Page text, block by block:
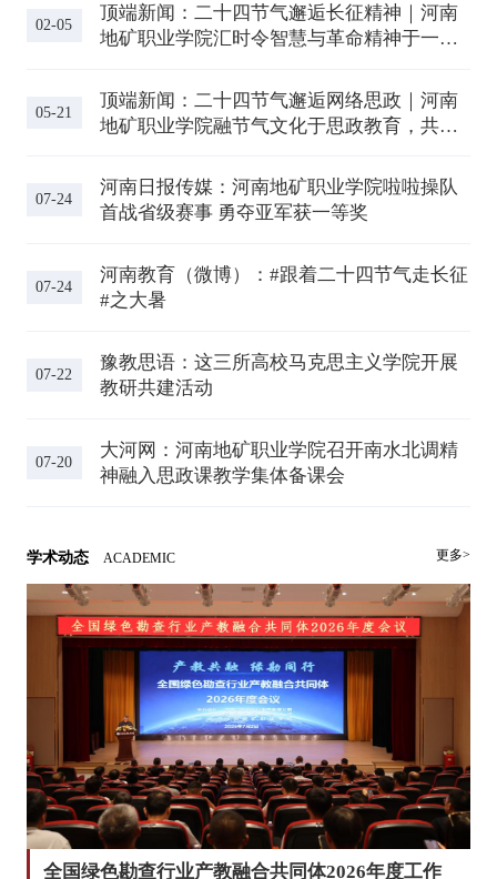
02-05
顶端新闻：二十四节气邂逅长征精神｜河南
地矿职业学院汇时令智慧与革命精神于一
05-21
顶端新闻：二十四节气邂逅网络思政｜河南
地矿职业学院融节气文化于思政教育，共绘
07-24
河南日报传媒：河南地矿职业学院啦啦操队
首战省级赛事 勇夺亚军获一等奖
07-24
河南教育（微博）：#跟着二十四节气走长征
#之大暑
07-22
豫教思语：这三所高校马克思主义学院开展
教研共建活动
07-20
大河网：河南地矿职业学院召开南水北调精
神融入思政课教学集体备课会
学术动态 ACADEMIC 更多>
全国绿色勘查行业产教融合共同体2026年度工作